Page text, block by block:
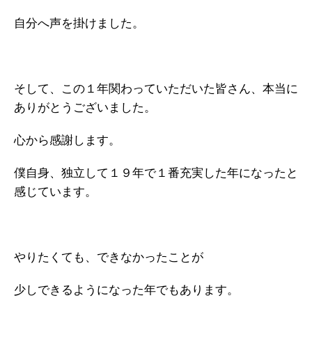
お問い合わせ
自分へ声を掛けました。
そして、この１年関わっていただいた皆さん、本当に
ありがとうございました。
心から感謝します。
僕自身、独立して１９年で１番充実した年になったと
感じています。
やりたくても、できなかったことが
少しできるようになった年でもあります。